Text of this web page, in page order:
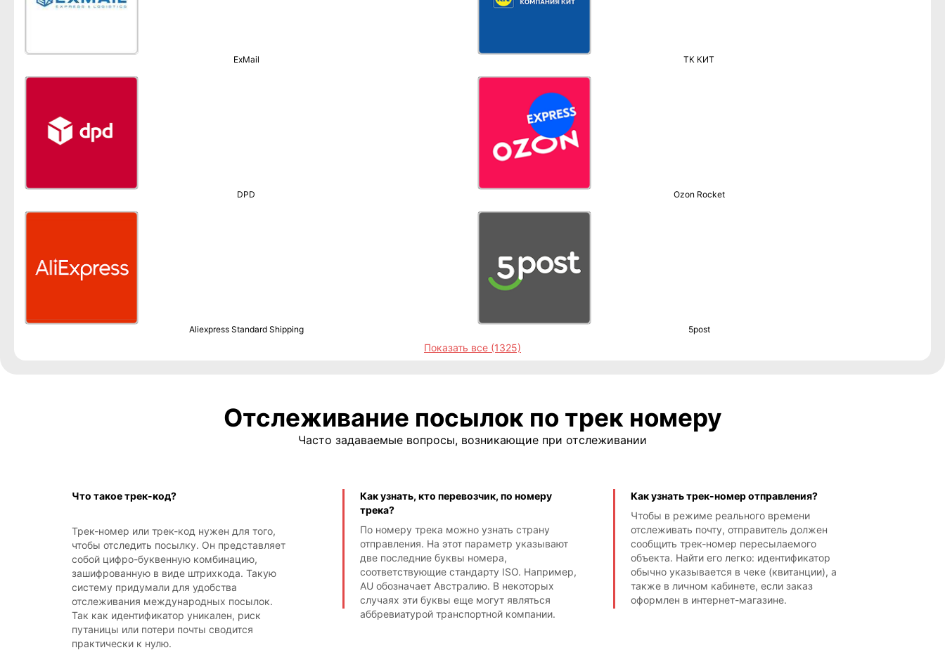
ExMail ТК КИТ
DPD Ozon Rocket
Aliexpress Standard Shipping 5post
Показать все (1325)
Отслеживание посылок по трек номеру
Часто задаваемые вопросы, возникающие при отслеживании
Что такое трек-код?
Трек-номер или трек-код нужен для того,
чтобы отследить посылку. Он представляет
собой цифро-буквенную комбинацию,
зашифрованную в виде штрихкода. Такую
систему придумали для удобства
отслеживания международных посылок.
Так как идентификатор уникален, риск
путаницы или потери почты сводится
практически к нулю.
Как узнать, кто перевозчик, по номеру
трека?
По номеру трека можно узнать страну
отправления. На этот параметр указывают
две последние буквы номера,
соответствующие стандарту ISO. Например,
AU обозначает Австралию. В некоторых
случаях эти буквы еще могут являться
аббревиатурой транспортной компании.
Как узнать трек-номер отправления?
Чтобы в режиме реального времени
отслеживать почту, отправитель должен
сообщить трек-номер пересылаемого
объекта. Найти его легко: идентификатор
обычно указывается в чеке (квитанции), а
также в личном кабинете, если заказ
оформлен в интернет-магазине.